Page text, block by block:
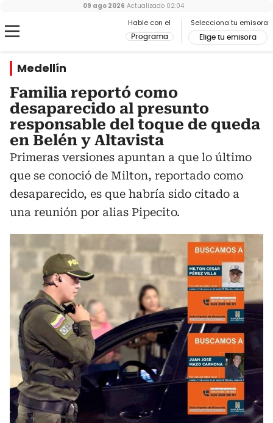
Hable con el
Programa
Selecciona tu emisora
Elige tu emisora
09 ago 2026 Actualizado 02:04
Medellín
Familia reportó como
desaparecido al presunto
responsable del toque de queda
en Belén y Altavista
Primeras versiones apuntan a que lo último
que se conoció de Milton, reportado como
desaparecido, es que habría sido citado a
una reunión por alias Pipecito.